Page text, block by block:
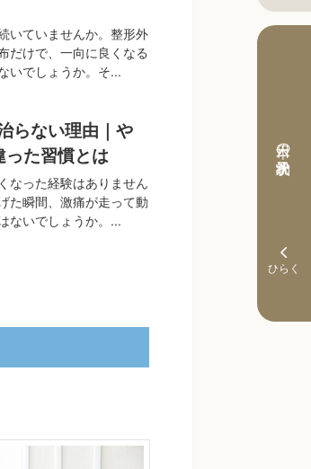
いていませんか。整形外
だけで、一向に良くなる
いでしょうか。そ...
らない理由｜や
た習慣とは
なった経験はありません
た瞬間、激痛が走って動
ないでしょうか。...
本日の予約状況